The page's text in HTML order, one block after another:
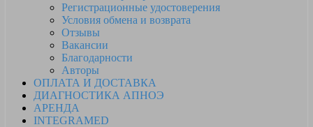
Регистрационные удостоверения
Условия обмена и возврата
Отзывы
Вакансии
Благодарности
Авторы
ОПЛАТА И ДОСТАВКА
ДИАГНОСТИКА АПНОЭ
АРЕНДА
INTEGRAMED